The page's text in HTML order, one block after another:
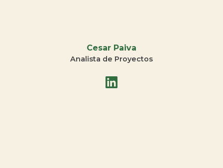
Cesar Paiva
Analista de Proyectos